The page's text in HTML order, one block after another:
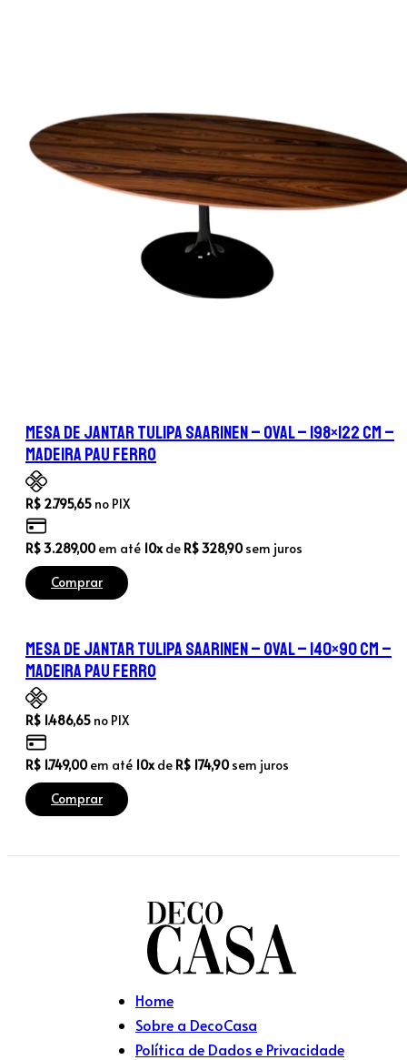
Mesa de Jantar Tulipa Saarinen – Oval – 198×122 cm –
Madeira Pau Ferro
R$ 2.795,65 no PIX
R$3.289,00em até 10x de R$328,90sem juros
Comprar
Mesa de Jantar Tulipa Saarinen – Oval – 140×90 cm –
Madeira Pau Ferro
R$ 1.486,65 no PIX
R$ 1.749,00em até 10x de R$ 174,90sem juros
Comprar
Home
Sobre a DecoCasa
Política de Dados e Privacidade